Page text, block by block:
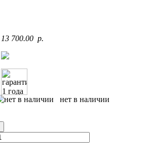
13 700.00 p.
нет в наличии